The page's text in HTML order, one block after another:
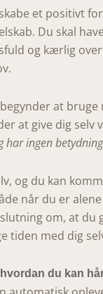
et positivt
Du skal
og kærlig
at
at give dig
har ingen
og du kan
når du er
om, at
tiden med dig
du kan